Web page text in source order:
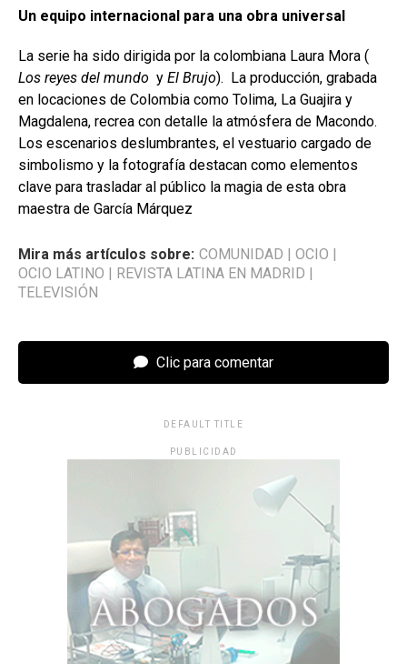
Un equipo internacional para una obra universal
La serie ha sido dirigida por la colombiana Laura Mora (
Los reyes del mundo y El Brujo). La producción, grabada
en locaciones de Colombia como Tolima, La Guajira y
Magdalena, recrea con detalle la atmósfera de Macondo.
Los escenarios deslumbrantes, el vestuario cargado de
simbolismo y la fotografía destacan como elementos
clave para trasladar al público la magia de esta obra
maestra de García Márquez
Mira más artículos sobre: COMUNIDAD | OCIO |
OCIO LATINO | REVISTA LATINA EN MADRID |
TELEVISIÓN
Clic para comentar
DEFAULT TITLE
PUBLICIDAD